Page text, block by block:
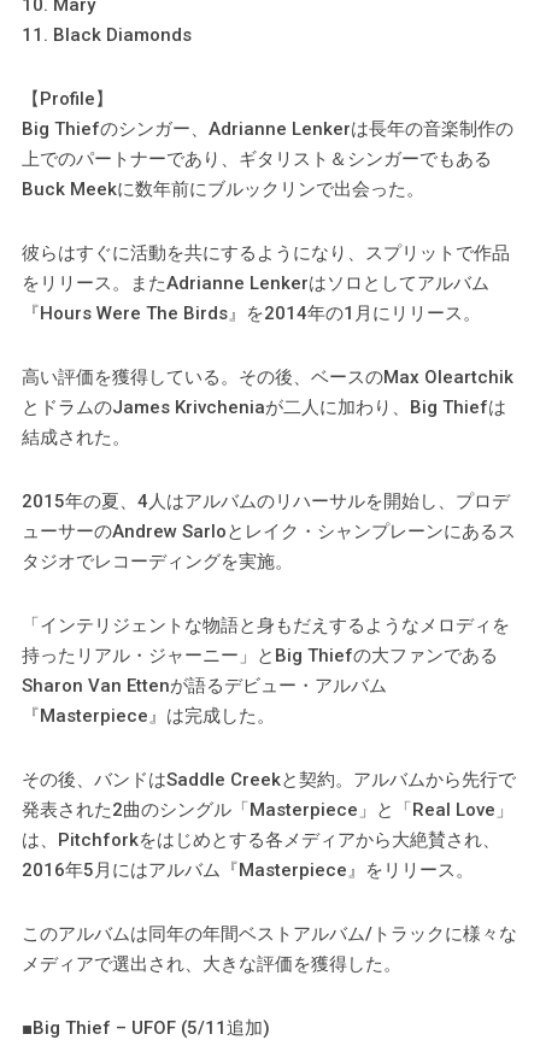
11. Black Diamonds
【Profile】
Big Thiefのシンガー、Adrianne Lenkerは長年の音楽制作の
上でのパートナーであり、ギタリスト＆シンガーでもある
Buck Meekに数年前にブルックリンで出会った。
彼らはすぐに活動を共にするようになり、スプリットで作品
をリリース。またAdrianne Lenkerはソロとしてアルバム
『Hours Were The Birds』を2014年の1月にリリース。
高い評価を獲得している。その後、ベースのMax Oleartchik
とドラムのJames Krivcheniaが二人に加わり、Big Thiefは
結成された。
2015年の夏、4人はアルバムのリハーサルを開始し、プロデ
ューサーのAndrew Sarloとレイク・シャンプレーンにあるス
タジオでレコーディングを実施。
「インテリジェントな物語と身もだえするようなメロディを
持ったリアル・ジャーニー」とBig Thiefの大ファンである
Sharon Van Ettenが語るデビュー・アルバム
『Masterpiece』は完成した。
その後、バンドはSaddle Creekと契約。アルバムから先行で
発表された2曲のシングル「Masterpiece」と「Real Love」
は、Pitchforkをはじめとする各メディアから大絶賛され、
2016年5月にはアルバム『Masterpiece』をリリース。
このアルバムは同年の年間ベストアルバム/トラックに様々な
メディアで選出され、大きな評価を獲得した。
■Big Thief – UFOF (5/11追加)